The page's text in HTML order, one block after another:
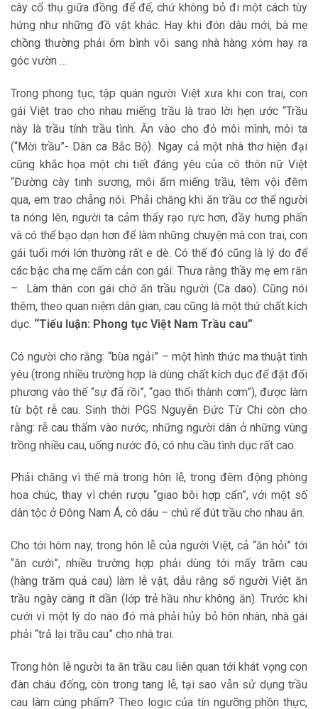
cây cổ thụ giữa đồng để để, chứ không bỏ đi một cách tùy
hứng như những đồ vật khác. Hay khi đón dâu mới, bà mẹ
chồng thường phải ôm bình vôi sang nhà hàng xóm hay ra
góc vườn …
Trong phong tục, tập quán người Việt xưa khi con trai, con
gái Việt trao cho nhau miếng trầu là trao lời hẹn ước “Trầu
này là trầu tính trầu tình. Ăn vào cho đỏ môi mình, môi ta
(“Mời trầu”- Dân ca Bắc Bộ). Ngay cả một nhà thơ hiện đại
cũng khắc họa một chi tiết đáng yêu của cô thôn nữ Việt
“Đường cày tinh sương, môi ấm miếng trầu, têm vội đêm
qua, em trao chẳng nói. Phải chăng khi ăn trầu cơ thể người
ta nóng lên, người ta cảm thấy rạo rực hơn, đầy hưng phấn
và có thể bạo dạn hơn để làm những chuyện mà con trai, con
gái tuổi mới lớn thường rất e dè. Có thể đó cũng là lý do để
các bậc cha mẹ cấm cản con gái: Thưa rằng thầy mẹ em răn
– Làm thân con gái chớ ăn trầu người (Ca dao). Cũng nói
thêm, theo quan niệm dân gian, cau cũng là một thứ chất kích
dục. “Tiểu luận: Phong tục Việt Nam Trầu cau”
Có người cho rằng: “bùa ngải” – một hình thức ma thuật tình
yêu (trong nhiều trường hợp là dùng chất kích dục để đặt đối
phương vào thế “sự đã rồi”, “gaọ thổi thành cơm”), được làm
từ bột rễ cau. Sinh thời PGS Nguyễn Đức Từ Chi còn cho
rằng: rễ cau thấm vào nước, những người dân ở những vùng
trồng nhiều cau, uống nước đó, có nhu cầu tình dục rất cao.
Phải chăng vì thế mà trong hôn lễ, trong đêm động phòng
hoa chúc, thay vì chén rượu “giao bôi hợp cẩn”, với một số
dân tộc ở Đông Nam Á, cô dâu – chú rể đút trầu cho nhau ăn.
Cho tới hôm nay, trong hôn lễ của người Việt, cả “ăn hỏi” tới
“ăn cưới”, nhiều trường hợp phải dùng tới mấy trăm cau
(hàng trăm quả cau) làm lễ vật, dẫu rằng số người Việt ăn
trầu ngày càng ít dần (lớp trẻ hầu như không ăn). Trước khi
cưới vì một lý do nào đó mà phải hủy bỏ hôn nhân, nhà gái
phải “trả lại trầu cau” cho nhà trai.
Trong hôn lễ người ta ăn trầu cau liên quan tới khát vọng con
đàn cháu đống, còn trong tang lễ, tại sao vẫn sử dụng trầu
cau làm cúng phẩm? Theo logic của tín ngưỡng phồn thực,